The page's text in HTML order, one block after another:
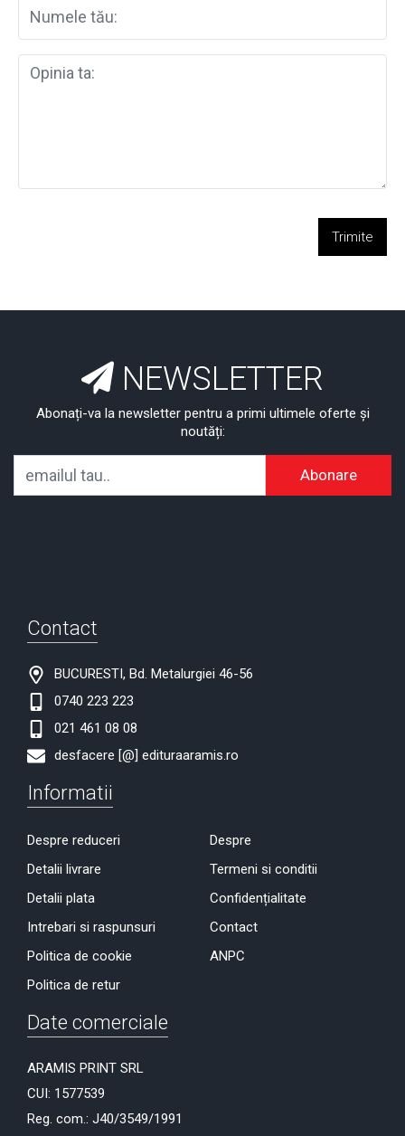
Trimite
NEWSLETTER
Abonați-va la newsletter pentru a primi ultimele oferte și
noutăți:
Abonare
Contact
BUCURESTI, Bd. Metalurgiei 46-56
0740 223 223
021 461 08 08
desfacere [@] edituraaramis.ro
Informatii
Despre reduceri
Detalii livrare
Detalii plata
Intrebari si raspunsuri
Politica de cookie
Politica de retur
Despre
Termeni si conditii
Confidențialitate
Contact
ANPC
Date comerciale
ARAMIS PRINT SRL
CUI: 1577539
Reg. com.: J40/3549/1991